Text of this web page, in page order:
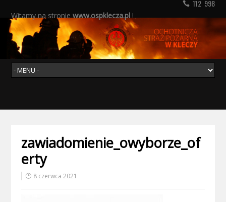
112 998
Witamy na stroniewww.ospklecza.pl!
zawiadomienie_owyborze_of
erty
8 czerwca 2021